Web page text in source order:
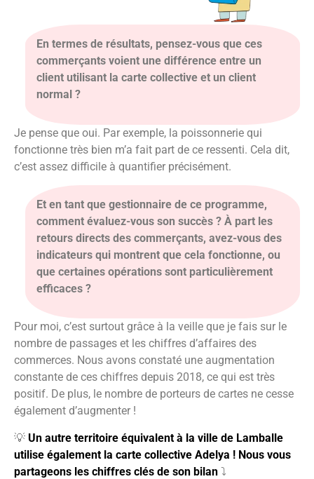
En termes de résultats, pensez-vous que ces
commerçants voient une différence entre un
client utilisant la carte collective et un client
normal ?
Je pense que oui. Par exemple, la poissonnerie qui
fonctionne très bien m’a fait part de ce ressenti. Cela dit,
c’est assez difficile à quantifier précisément.
Et en tant que gestionnaire de ce programme,
comment évaluez-vous son succès ? À part les
retours directs des commerçants, avez-vous des
indicateurs qui montrent que cela fonctionne, ou
que certaines opérations sont particulièrement
efficaces ?
Pour moi, c’est surtout grâce à la veille que je fais sur le
nombre de passages et les chiffres d’affaires des
commerces. Nous avons constaté une augmentation
constante de ces chiffres depuis 2018, ce qui est très
positif. De plus, le nombre de porteurs de cartes ne cesse
également d’augmenter !
💡 Un autre territoire équivalent à la ville de Lamballe
utilise également la carte collective Adelya ! Nous vous
partageons les chiffres clés de son bilan ⤵️